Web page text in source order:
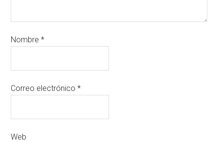
Nombre*
Correo electrónico*
Web